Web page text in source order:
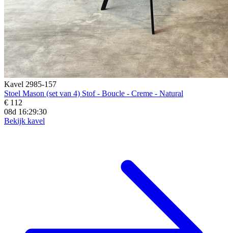
Kavel 2985-157
Stoel Mason (set van 4) Stof - Boucle - Creme - Natural
€ 112
08d 16:29:29
Bekijk kavel